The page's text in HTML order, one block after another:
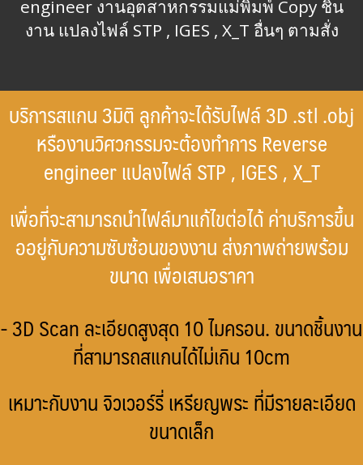
engineer งานอุตสาหกรรมแม่พิมพ์ Copy ชิ้น
งาน แปลงไฟล์ STP , IGES , X_T อื่นๆ ตามสั่ง
บริการสแกน 3มิติ ลูกค้าจะได้รับไฟล์ 3D .stl .obj
หรืองานวิศวกรรมจะต้องทำการ Reverse
engineer แปลงไฟล์ STP , IGES , X_T
เพื่อที่จะสามารถนำไฟล์มาแก้ไขต่อได้ ค่าบริการขึ้น
ออยู่กับความซับซ้อนของงาน ส่งภาพถ่ายพร้อม
ขนาด เพื่อเสนอราคา
- 3D Scan ละเอียดสูงสุด 10 ไมครอน. ขนาดชิ้นงาน
ที่สามารถสแกนได้ไม่เกิน 10cm
เหมาะกับงาน จิวเวอร์รี่ เหรียญพระ ที่มีรายละเอียด
ขนาดเล็ก